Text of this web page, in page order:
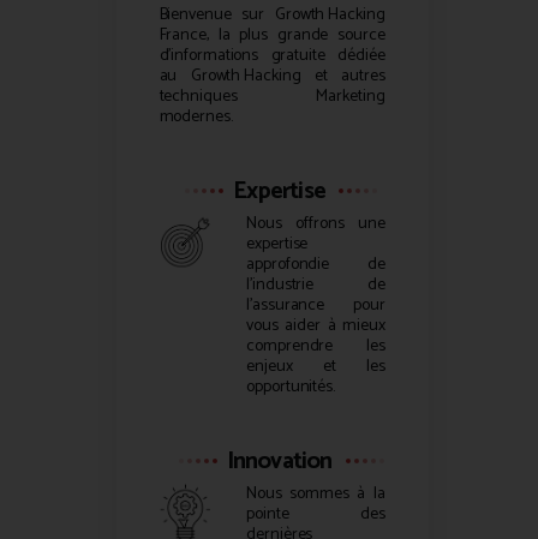
Bienvenue sur Growth Hacking
France, la plus grande source
d’informations gratuite dédiée
au Growth Hacking et autres
techniques Marketing
modernes.
Expertise
Nous offrons une
expertise
approfondie de
l’industrie de
l’assurance pour
vous aider à mieux
comprendre les
enjeux et les
opportunités.
Innovation
Nous sommes à la
pointe des